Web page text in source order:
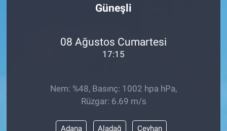
Güneşli
08 Ağustos Cumartesi
17:15
Nem: %48, Basınç: 1002 hpa hPa,
Rüzgar: 6.69 m/s
Adana Aladağ Ceyhan